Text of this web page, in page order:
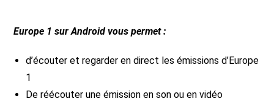
Europe 1 sur Android vous permet :
d’écouter et regarder en direct les émissions d’Europe
1
De réécouter une émission en son ou en vidéo